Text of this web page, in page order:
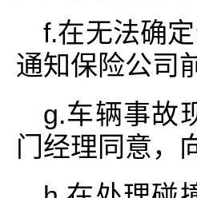
f.在无法确
通知保险公司
g.车辆事故
门经理同意，